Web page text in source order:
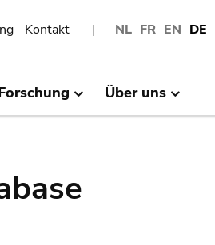
NL FR EN DE
Kontakt
Über uns